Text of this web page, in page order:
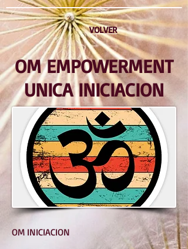
VOLVER
OM EMPOWERMENT
UNICA INICIACION
OM INICIACION